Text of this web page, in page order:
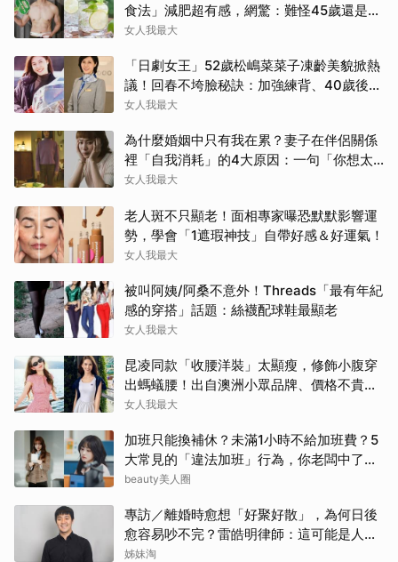
食法」減肥超有感，網驚：難怪45歲還是男
神
女人我最大
「日劇女王」52歲松嶋菜菜子凍齡美貌掀熱
議！回春不垮臉秘訣：加強練背、40歲後飲
食是關鍵！
女人我最大
為什麼婚姻中只有我在累？妻子在伴侶關係
裡「自我消耗」的4大原因：一句「你想太
多」讓人無奈
女人我最大
老人斑不只顯老！面相專家曝恐默默影響運
勢，學會「1遮瑕神技」自帶好感＆好運氣！
女人我最大
被叫阿姨/阿桑不意外！Threads「最有年紀
感的穿搭」話題：絲襪配球鞋最顯老
女人我最大
昆凌同款「收腰洋裝」太顯瘦，修飾小腹穿
出螞蟻腰！出自澳洲小眾品牌、價格不貴還
寄台灣
女人我最大
加班只能換補休？未滿1小時不給加班費？5
大常見的「違法加班」行為，你老闆中了幾
項？
beauty美人圈
專訪／離婚時愈想「好聚好散」，為何日後
愈容易吵不完？雷皓明律師：這可能是人生
最貴的一份協議書
姊妹淘